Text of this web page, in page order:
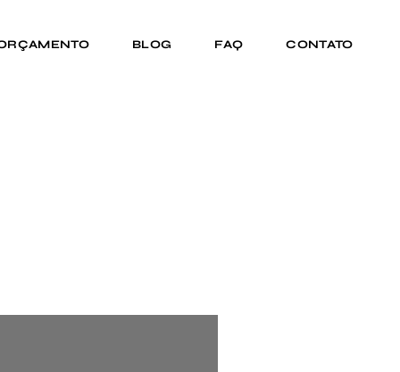
BLOG FAQ CONTATO